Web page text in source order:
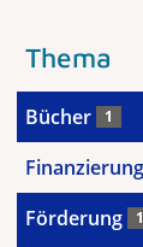
Thema
Bücher 1
Finanzierung
Förderung 1